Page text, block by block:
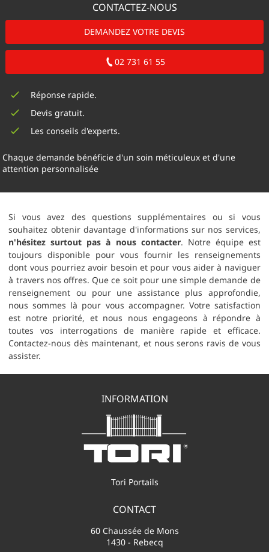
CONTACTEZ-NOUS
DEMANDEZ VOTRE DEVIS
02 731 61 55
Réponse rapide.
Devis gratuit.
Les conseils d'experts.
Chaque demande bénéficie d'un soin méticuleux et d'une
attention personnalisée
Si vous avez des questions supplémentaires ou si vous
souhaitez obtenir davantage d'informations sur nos services,
n'hésitez surtout pas à nous contacter. Notre équipe est
toujours disponible pour vous fournir les renseignements
dont vous pourriez avoir besoin et pour vous aider à naviguer
à travers nos offres. Que ce soit pour une simple demande de
renseignement ou pour une assistance plus approfondie,
nous sommes là pour vous accompagner. Votre satisfaction
est notre priorité, et nous nous engageons à répondre à
toutes vos interrogations de manière rapide et efficace.
Contactez-nous dès maintenant, et nous serons ravis de vous
assister.
INFORMATION
Tori Portails
CONTACT
60 Chaussée de Mons
1430 - Rebecq